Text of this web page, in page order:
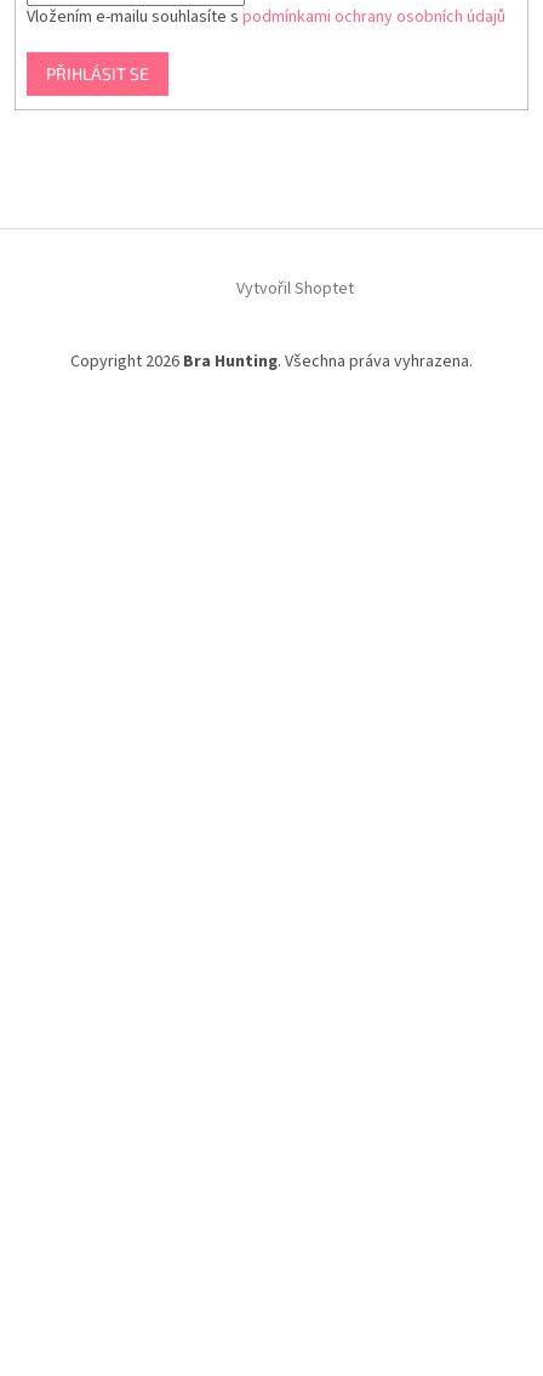
Vložením e-mailu souhlasíte s podmínkami ochrany osobních údajů
PŘIHLÁSIT SE
Vytvořil Shoptet
Copyright 2026 Bra Hunting. Všechna práva vyhrazena.